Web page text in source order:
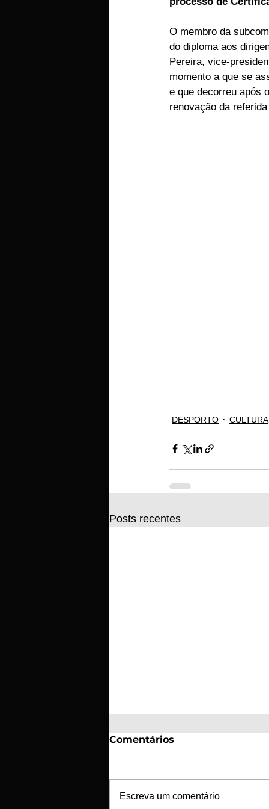
O membro da
do diploma aos
Pereira, vice-
momento a que se
e que decorreu após
renovação da
DESPORTO CULTURA
Posts recentes
Comentários
Escreva um comentário